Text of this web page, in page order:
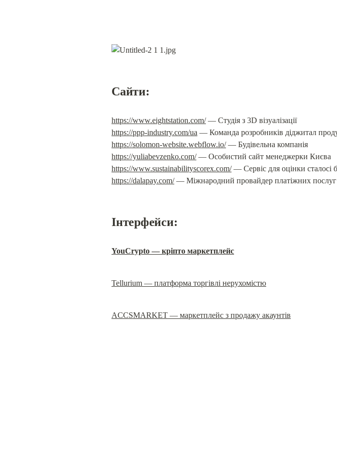
Сайти:
https://www.eightstation.com/
https://ppp-industry.com/ua
https://solomon-website.webflow.io/
https://yuliabevzenko.com/
https://www.sustainabilityscorex.com/
https://dalapay.com/ — Міжнародний провайдер платіжних послуг
Інтерфейси:
YouCrypto — кріпто маркетплейс
Tellurium — платформа торгівлі нерухомістю
ACCSMARKET — маркетплейс з продажу акаунтів